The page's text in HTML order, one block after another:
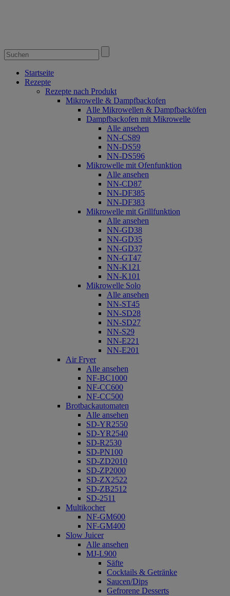
Startseite
Rezepte
Rezepte nach Produkt
Mikrowelle & Dampfbackofen
Alle Mikrowellen & Dampfbacköfen
Dampfbackofen mit Mikrowelle
Alle ansehen
NN-CS89
NN-DS59
NN-DS596
Mikrowelle mit Ofenfunktion
Alle ansehen
NN-CD87
NN-DF385
NN-DF383
Mikrowelle mit Grillfunktion
Alle ansehen
NN-GD38
NN-GD35
NN-GD37
NN-GT47
NN-K121
NN-K101
Mikrowelle Solo
Alle ansehen
NN-ST45
NN-SD28
NN-SD27
NN-S29
NN-E221
NN-E201
Air Fryer
Alle ansehen
NF-BC1000
NF-CC600
NF-CC500
Brotbackautomaten
Alle ansehen
SD-YR2550
SD-YR2540
SD-R2530
SD-PN100
SD-ZD2010
SD-ZP2000
SD-ZX2522
SD-ZB2512
SD-2511
Multikocher
NF-GM600
NF-GM400
Slow Juicer
Alle ansehen
MJ-L900
Säfte
Cocktails & Getränke
Saucen/Dips
Gefrorene Desserts